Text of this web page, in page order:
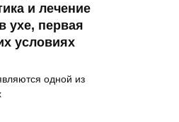
и лечение
ухе, первая
условиях
одной из